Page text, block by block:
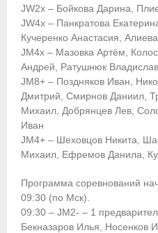
Документы
- Архив документов
- Нормативные документы
- Подготовка спортивного
- Правила гребного спорта
Персоналии
Антидопинг
JW2x – Бойкова Дарина,
JW4x – Панкратова
Кучеренко Анастасия,
JM4x – Мазовка Артём,
Андрей, Ратушнюк Владислав
JM8+ – Поздняков Иван,
Дмитрий, Смирнов Даниил,
Михаил, Добрянцев Лев,
Иван
JM4+ – Шеховцов Никита,
Михаил, Ефремов Данила,
Программа соревнований
09:30 (по Мск).
09:30 – JM2- – 1
Бекназаров Илья, Носенков